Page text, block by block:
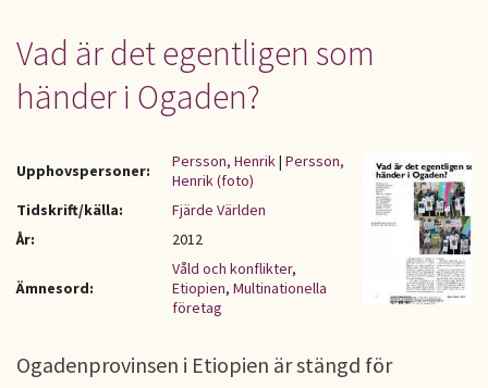
Vad är det egentligen som
händer i Ogaden?
Upphovspersoner: Persson, Henrik| Persson,
Henrik (foto)
Tidskrift/källa:
Fjärde Världen
År:
2012
Ämnesord:
Våld och konflikter,
Etiopien, Multinationella
företag
Ogadenprovinsen i Etiopien är stängd för